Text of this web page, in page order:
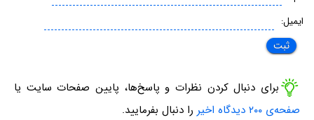
ایمیل:
برای دنبال کردن نظرات و پاسخ‌ها، پایین صفحات سایت یا
صفحه‌ی ۲۰۰ دیدگاه اخیر
را دنبال بفرمایید.